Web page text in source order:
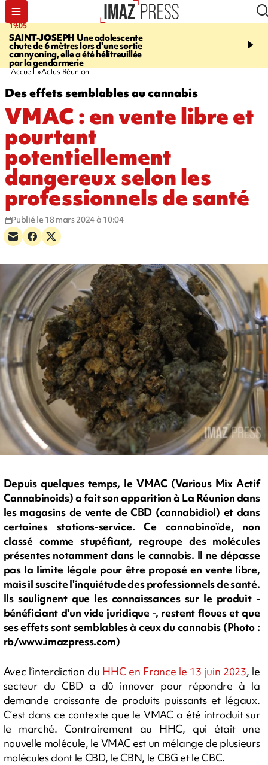
19:05
SAINT-JOSEPH Une adolescente
chute de 6 mètres lors d'une sortie
cannyoning, elle a été hélitreuillée
par la gendarmerie
20:44
rouée de coups,
Accueil Actus Réunion
Des effets semblables au cannabis
VMAC : en vente libre et
pourtant
potentiellement
dangereux selon les
professionnels de santé
Publié le 18 mars 2024 à 10:04
Depuis quelques temps, le VMAC (Various Mix Actif
Cannabinoids) a fait son apparition à La Réunion dans
les magasins de vente de CBD (cannabidiol) et dans
certaines stations-service. Ce cannabinoïde, non
classé comme stupéfiant, regroupe des molécules
présentes notamment dans le cannabis. Il ne dépasse
pas la limite légale pour être proposé en vente libre,
mais il suscite l'inquiétude des professionnels de santé.
Ils soulignent que les connaissances sur le produit -
bénéficiant d'un vide juridique -, restent floues et que
ses effets sont semblables à ceux du cannabis (Photo :
rb/www.imazpress.com)
Avec l’interdiction du HHC en France le 13 juin 2023, le
secteur du CBD a dû innover pour répondre à la
demande croissante de produits puissants et légaux.
C’est dans ce contexte que le VMAC a été introduit sur
le marché. Contrairement au HHC, qui était une
nouvelle molécule, le VMAC est un mélange de plusieurs
molécules dont le CBD, le CBN, le CBG et le CBC.